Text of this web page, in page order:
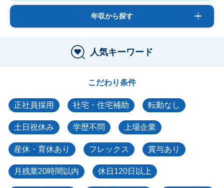
年収から探す
人気キーワード
こだわり条件
正社員採用 社宅・住宅補助 転勤なし
土日祝休み 学歴不問 上場企業
産休・育休あり フレックス 賞与あり
月残業20時間以内 休日120日以上